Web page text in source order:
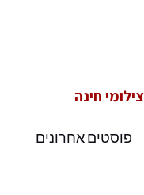
צילומי חינה
פוסטים אחרונים